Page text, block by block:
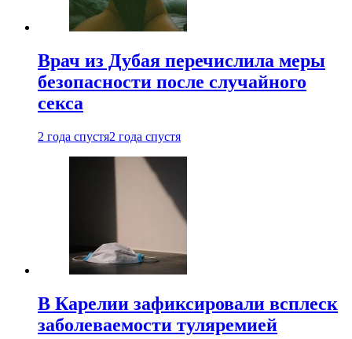
Врач из Дубая перечислила меры
безопасности после случайного
секса
2 года спустя2 года спустя
В Карелии зафиксировали всплеск
заболеваемости туляремией